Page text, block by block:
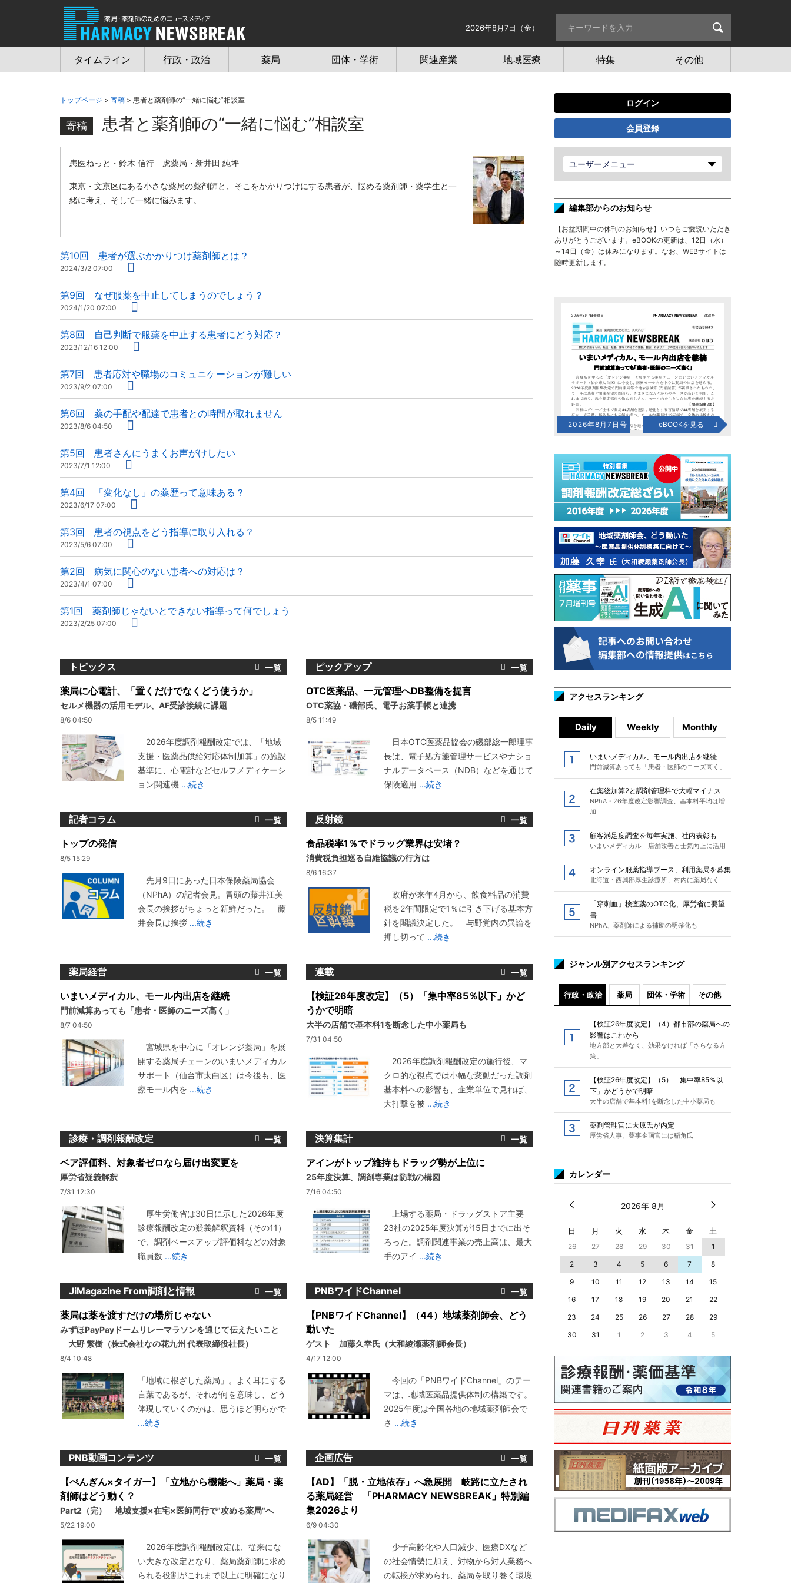
2026年8月7日（金）
タイムライン 行政・政治 薬局 団体・学術 関連産業 地域医療 特集 その他
トップページ > 寄稿 > 患者と薬剤師の“一緒に悩む”相談室
寄稿 患者と薬剤師の“一緒に悩む”相談室
患医ねっと・鈴木 信行 虎薬局・新井田 純坪
東京・文京区にある小さな薬局の薬剤師と、そこをかかりつけにする患者が、悩める薬剤師・薬学生と一
緒に考え、そして一緒に悩みます。
第10回 患者が選ぶかかりつけ薬剤師とは？
2024/3/2 07:00
第9回 なぜ服薬を中止してしまうのでしょう？
2024/1/20 07:00
第8回 自己判断で服薬を中止する患者にどう対応？
2023/12/16 12:00
第7回 患者応対や職場のコミュニケーションが難しい
2023/9/2 07:00
第6回 薬の手配や配達で患者との時間が取れません
2023/8/6 04:50
第5回 患者さんにうまくお声がけしたい
2023/7/1 12:00
第4回 「変化なし」の薬歴って意味ある？
2023/6/17 07:00
第3回 患者の視点をどう指導に取り入れる？
2023/5/6 07:00
第2回 病気に関心のない患者への対応は？
2023/4/1 07:00
第1回 薬剤師じゃないとできない指導って何でしょう
2023/2/25 07:00
トピックス
薬局に心電計、「置くだけでなくどう使うか」
セルメ機器の活用モデル、AF受診接続に課題
8/6 04:50
2026年度調剤報酬改定では、「地域
支援・医薬品供給対応体制加算」の施設
基準に、心電計などセルフメディケーシ
ョン関連機 ...続き
ピックアップ
OTC医薬品、一元管理へDB整備を提言
OTC薬協・磯部氏、電子お薬手帳と連携
8/5 11:49
日本OTC医薬品協会の磯部総一郎理事
長は、電子処方箋管理サービスやナショ
ナルデータベース（NDB）などを通じて
保険適用 ...続き
記者コラム
トップの発信
8/5 15:29
先月9日にあった日本保険薬局協会
（NPhA）の記者会見。冒頭の藤井江美
会長の挨拶がちょっと新鮮だった。 藤
井会長は挨拶 ...続き
反射鏡
食品税率1％でドラッグ業界は安堵？
消費税負担巡る自維協議の行方は
8/6 16:37
政府が来年4月から、飲食料品の消費
税を2年間限定で1％に引き下げる基本方
針を閣議決定した。 与野党内の異論を
押し切って ...続き
薬局経営
いまいメディカル、モール内出店を継続
門前減算あっても「患者・医師のニーズ高く」
8/7 04:50
宮城県を中心に「オレンジ薬局」を展
開する薬局チェーンのいまいメディカル
サポート（仙台市太白区）は今後も、医
療モール内を ...続き
連載
【検証26年度改定】（5）「集中率85％以下」かど
うかで明暗
大半の店舗で基本料1を断念した中小薬局も
7/31 04:50
2026年度調剤報酬改定の施行後、マ
クロ的な視点では小幅な変動だった調剤
基本料への影響も、企業単位で見れば、
大打撃を被 ...続き
診療・調剤報酬改定
ベア評価料、対象者ゼロなら届け出変更を
厚労省疑義解釈
7/31 12:30
厚生労働省は30日に示した2026年度
診療報酬改定の疑義解釈資料（その11）
で、調剤ベースアップ評価料などの対象
職員数 ...続き
決算集計
アインがトップ維持もドラッグ勢が上位に
25年度決算、調剤専業は防戦の構図
7/16 04:50
上場する薬局・ドラッグストア主要
23社の2025年度決算が15日までに出そ
ろった。調剤関連事業の売上高は、最大
手のアイ ...続き
JiMagazine From調剤と情報
薬局は薬を渡すだけの場所じゃない
みずほPayPayドームリレーマラソンを通じて伝えたいこと
大野 繁樹（株式会社なの花九州 代表取締役社長）
8/4 10:48
「地域に根ざした薬局」。よく耳にする
言葉であるが、それが何を意味し、どう
体現していくのかは、思うほど明らかで
...続き
PNBワイドChannel
【PNBワイドChannel】（44）地域薬剤師会、どう
動いた
ゲスト 加藤久幸氏（大和綾瀬薬剤師会長）
4/17 12:00
今回の「PNBワイドChannel」のテー
マは、地域医薬品提供体制の構築です。
2025年度は全国各地の地域薬剤師会で
さ ...続き
PNB動画コンテンツ
【ぺんぎん×タイガー】「立地から機能へ」薬局・薬
剤師はどう動く？
Part2（完） 地域支援×在宅×医師同行で"攻める薬局"へ
5/22 19:00
2026年度調剤報酬改定は、従来にな
い大きな改定となり、薬局薬剤師に求め
られる役割がこれまで以上に明確になり
企画広告
【AD】「脱・立地依存」へ急展開 岐路に立たされ
る薬局経営 「PHARMACY NEWSBREAK」特別編
集2026より
6/9 04:30
少子高齢化や人口減少、医療DXなど
の社会情勢に加え、対物から対人業務へ
の転換が求められ、薬局を取り巻く環境
ログイン
会員登録
ユーザーメニュー
編集部からのお知らせ
【お盆期間中の休刊のお知らせ】いつもご愛読いただき
ありがとうございます。eBOOKの更新は、12日（水）
～14日（金）は休みになります。なお、WEBサイトは
随時更新します。
2026年8月7日号 eBOOKを見る
アクセスランキング
Daily Weekly Monthly
いまいメディカル、モール内出店を継続
門前減算あっても「患者・医師のニーズ高く」
在薬総加算2と調剤管理料で大幅マイナス
NPhA・26年度改定影響調査、基本料平均は増
加
顧客満足度調査を毎年実施、社内表彰も
いまいメディカル 店舗改善と士気向上に活用
オンライン服薬指導ブース、利用薬局を募集
北海道・西興部厚生診療所、村内に薬局なく
「穿刺血」検査薬のOTC化、厚労省に要望
書
NPhA、薬剤師による補助の明確化も
ジャンル別アクセスランキング
行政・政治 薬局 団体・学術 その他
【検証26年度改定】（4）都市部の薬局への
影響はこれから
地方部と大差なく、効果なければ「さらなる方
策」
【検証26年度改定】（5）「集中率85％以
下」かどうかで明暗
大半の店舗で基本料1を断念した中小薬局も
薬剤管理官に大原氏が内定
厚労省人事、薬事企画官には稲角氏
カレンダー
2026年 8月
日 月 火 水 木 金 土
26 27 28 29 30 31
1
2
3 4 5 6 7
8
9
10 11 12 13 14
15
16
17 18 19 20 21
22
23
24 25 26 27 28
29
30
31 1 2 3 4 5